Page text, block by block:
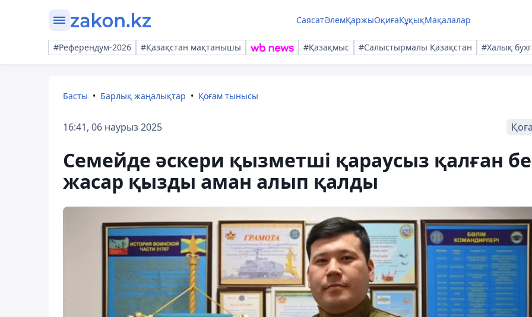
СаясатӘлемҚаржыОқиғаҚұқықМақалалар
#Референдум-2026 #Қазақстан мақтанышы #Қазақмыс #Салыстырмалы Қазақстан #Халық
Басты Барлық жаңалықтар Қоғам тынысы
16:41, 06 наурыз 2025
Семейде әскери қызметші қараусыз қалған
жасар қызды аман алып қалды